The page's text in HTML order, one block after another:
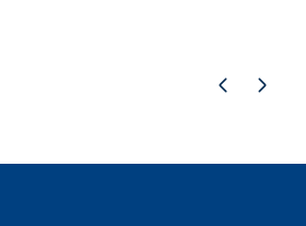
Pagina precedente
Pagina successiva